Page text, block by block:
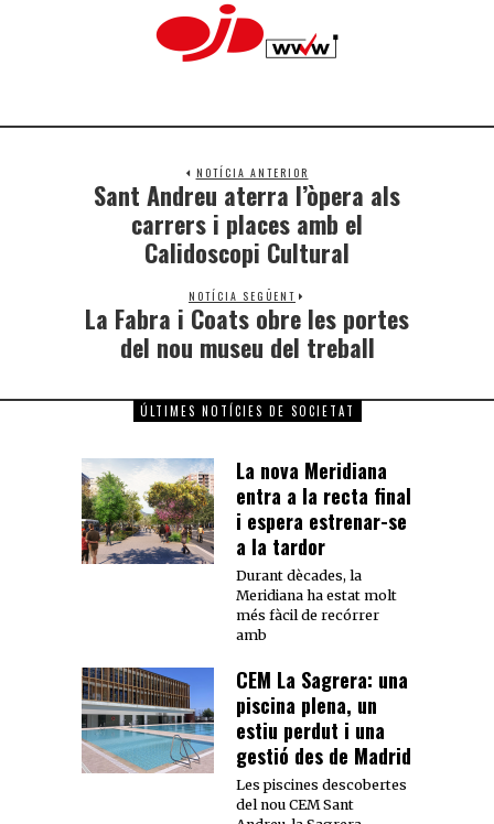
NOTÍCIA ANTERIOR
Sant Andreu aterra l’òpera als
carrers i places amb el
Calidoscopi Cultural
NOTÍCIA SEGÜENT
La Fabra i Coats obre les portes
del nou museu del treball
ÚLTIMES NOTÍCIES DE SOCIETAT
La nova Meridiana
entra a la recta final
i espera estrenar-se
a la tardor
Durant dècades, la
Meridiana ha estat molt
més fàcil de recórrer
amb
CEM La Sagrera: una
piscina plena, un
estiu perdut i una
gestió des de Madrid
Les piscines descobertes
del nou CEM Sant